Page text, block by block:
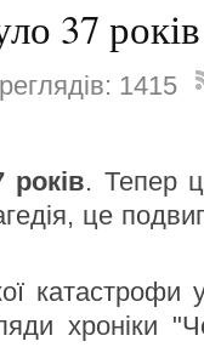
37 років
1415
. Тепер
це
катастрофи
хроніки